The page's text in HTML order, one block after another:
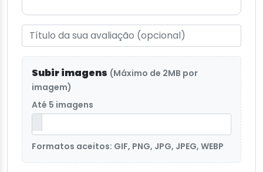
Subir imagens (Máximo de 2MB por
imagem)
Até 5 imagens
Formatos aceitos: GIF, PNG, JPG, JPEG, WEBP